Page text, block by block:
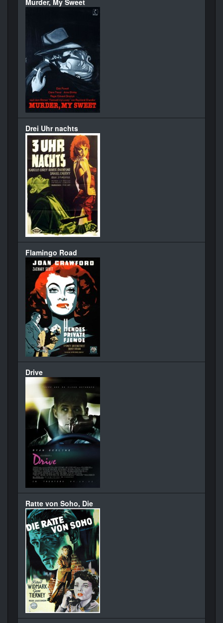
Murder, My Sweet
Drei Uhr nachts
Flamingo Road
Drive
Ratte von Soho, Die